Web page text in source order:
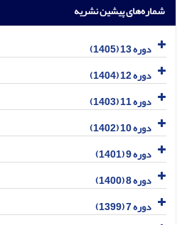
شماره‌های پیشین نشریه
دوره 13 (1405)
دوره 12 (1404)
دوره 11 (1403)
دوره 10 (1402)
دوره 9 (1401)
دوره 8 (1400)
دوره 7 (1399)